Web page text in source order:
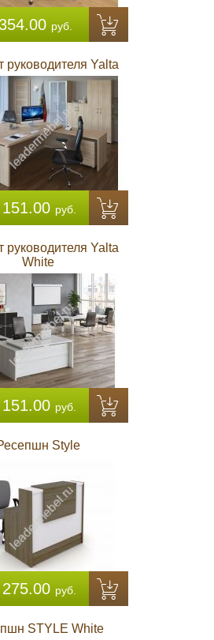
руб.
руководителя Yalta
руб.
руководителя Yalta
White
руб.
Style
руб.
STYLE White